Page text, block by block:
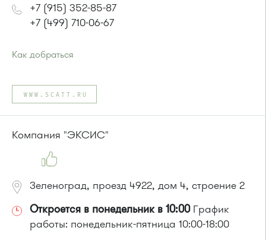
+7 (915) 352-85-87
+7 (499) 710-06-67
Как добраться
Автобусы № 357, 374, 495, 497.
Маршрутка № 495, 497
или до остановки"Андреевка":
Маршрутка № 495, 497
WWW.SCATT.RU
Компания "ЭКСИС"
Зеленоград, проезд 4922, дом 4, строение 2
Откроется в понедельник в 10:00График
работы: понедельник-пятница 10:00-18:00